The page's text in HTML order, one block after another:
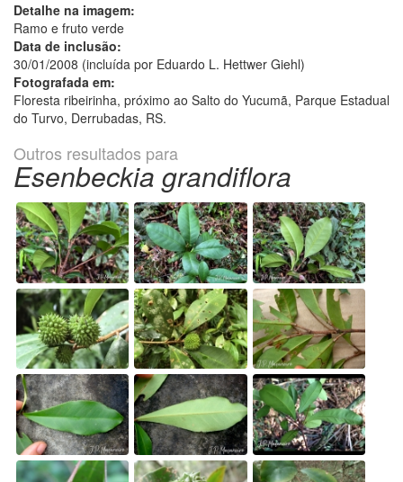
Detalhe na imagem:
Ramo e fruto verde
Data de inclusão:
30/01/2008 (incluída por Eduardo L. Hettwer Giehl)
Fotografada em:
Floresta ribeirinha, próximo ao Salto do Yucumã, Parque Estadual
do Turvo, Derrubadas, RS.
Outros resultados para
Esenbeckia grandiflora